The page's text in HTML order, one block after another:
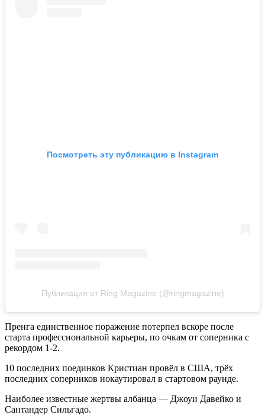
Посмотреть эту публикацию в Instagram
Публикация от Ring Magazine (@ringmagazine)
Пренга единственное поражение потерпел вскоре после
старта профессиональной карьеры, по очкам от соперника с
рекордом 1-2.
10 последних поединков Кристиан провёл в США, трёх
последних соперников нокаутировал в стартовом раунде.
Наиболее известные жертвы албанца — Джоуи Давейко и
Сантандер Сильгадо.